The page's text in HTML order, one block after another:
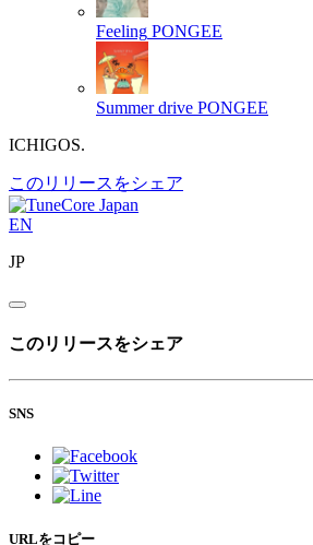
Feeling PONGEE
Summer drive PONGEE
ICHIGOS.
このリリースをシェア
EN
JP
このリリースをシェア
SNS
URLをコピー